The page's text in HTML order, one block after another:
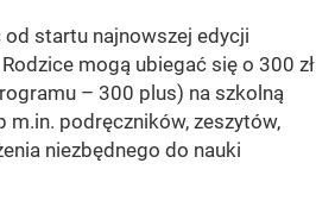
od startu najnowszej edycji
Rodzice mogą ubiegać się o 300 zł
– 300 plus) na szkolną
m.in. podręczników, zeszytów,
niezbędnego do nauki